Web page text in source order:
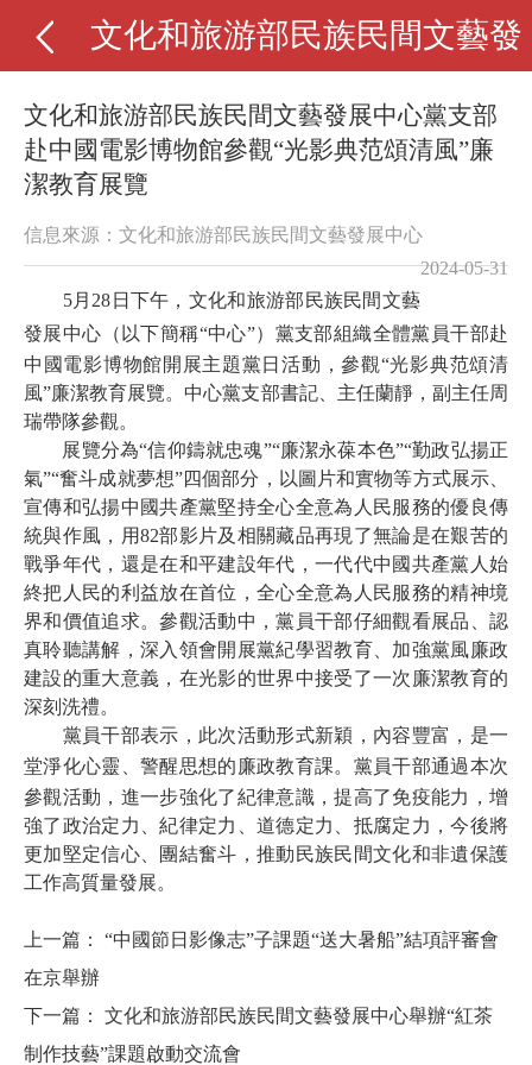
文化和旅游部民族民間文藝發
文化和旅游部民族民間文藝發展中心黨支部
赴中國電影博物館參觀“光影典范頌清風”廉
潔教育展覽
信息來源：文化和旅游部民族民間文藝發展中心
2024-05-31
5月28日下午， 文化和旅游部民族民間文藝
發展中心（以下簡稱“中心”） 黨支部組織全體黨員干部赴
中國電影博物館開展主題黨日活動，參觀“光影典范頌清
風”廉潔教育展覽。中心黨支部書記、主任蘭靜，副主任周
瑞帶隊參觀。
展覽分為“信仰鑄就忠魂”“廉潔永葆本色”“勤政弘揚正
氣”“奮斗成就夢想”四個部分，以圖片和實物等方式展示、
宣傳和弘揚中國共產黨堅持全心全意為人民服務的優良傳
統與作風，用82部影片及相關藏品再現了無論是在艱苦的
戰爭年代，還是在和平建設年代，一代代中國共產黨人始
終把人民的利益放在首位，全心全意為人民服務的精神境
界和價值追求。參觀活動中，黨員干部仔細觀看展品、認
真聆聽講解，深入領會開展黨紀學習教育、加強黨風廉政
建設的重大意義，在光影的世界中接受了一次廉潔教育的
深刻洗禮。
黨員干部表示，此次活動形式新穎，內容豐富，是一
堂淨化心靈、警醒思想的廉政教育課。 黨員干部通過本次
參觀活動，進一步強化了紀律意識，提高了免疫能力，增
強了政治定力、紀律定力、道德定力、抵腐定力，今後將
更加堅定信心、團結奮斗，推動民族民間文化和非遺保護
工作高質量發展。
上一篇： “中國節日影像志”子課題“送大暑船”結項評審會
在京舉辦
下一篇： 文化和旅游部民族民間文藝發展中心舉辦“紅茶
制作技藝”課題啟動交流會